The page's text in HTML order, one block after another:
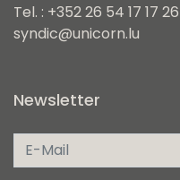
Tel. : +352 26 54 17 17 26
syndic@unicorn.lu
Newsletter